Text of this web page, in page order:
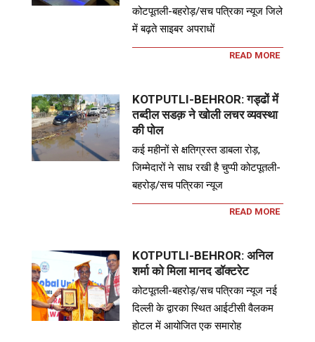
कोटपूतली-बहरोड़/सच पत्रिका न्यूज जिले
में बढ़ते साइबर अपराधों
READ MORE
KOTPUTLI-BEHROR: गड्ढों में
तब्दील सडक़ ने खोली लचर व्यवस्था
की पोल
कई महीनों से क्षतिग्रस्त डाबला रोड़,
जिम्मेदारों ने साध रखी है चुप्पी कोटपूतली-
बहरोड़/सच पत्रिका न्यूज
READ MORE
KOTPUTLI-BEHROR: अनिल
शर्मा को मिला मानद डॉक्टरेट
कोटपूतली-बहरोड़/सच पत्रिका न्यूज नई
दिल्ली के द्वारका स्थित आईटीसी वैलकम
होटल में आयोजित एक समारोह